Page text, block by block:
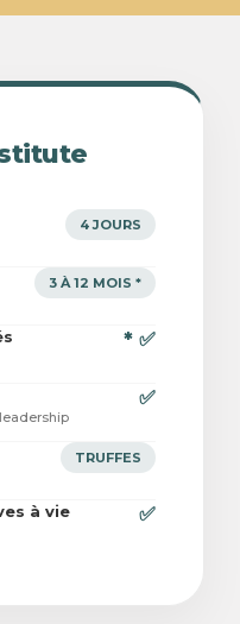
4 JOURS
3 À 12 MOIS *
* ✅
✅
TRUFFES
à vie ✅